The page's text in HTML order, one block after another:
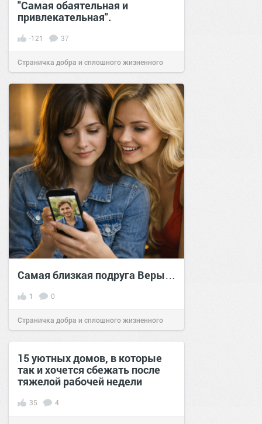
"Самая обаятельная и
привлекательная".
-121 37
Страничка добра и сплошного жизненного
позитива!07:5707 янв 2018
Самая близкая подруга Веры…
1 0
Страничка добра и сплошного жизненного
позитива! 17:38 06 фев 2026
15 уютных домов, в которые
так и хочется сбежать после
тяжелой рабочей недели
35 4